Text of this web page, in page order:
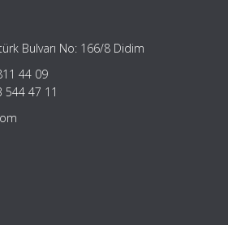
Bulvarı No: 166/8 Didim
44 09
544 47 11